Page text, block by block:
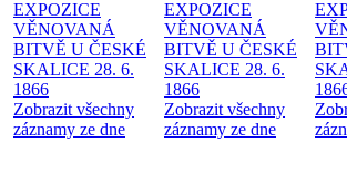
EXPOZICE
VĚNOVANÁ
BITVĚ U ČESKÉ
SKALICE 28. 6.
1866
Zobrazit všechny
záznamy ze dne
EXPOZICE
VĚNOVANÁ
BITVĚ U ČESKÉ
SKALICE 28. 6.
1866
Zobrazit všechny
záznamy ze dne